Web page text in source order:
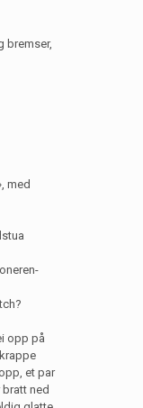
bremser,
med
opp på
et par
ned